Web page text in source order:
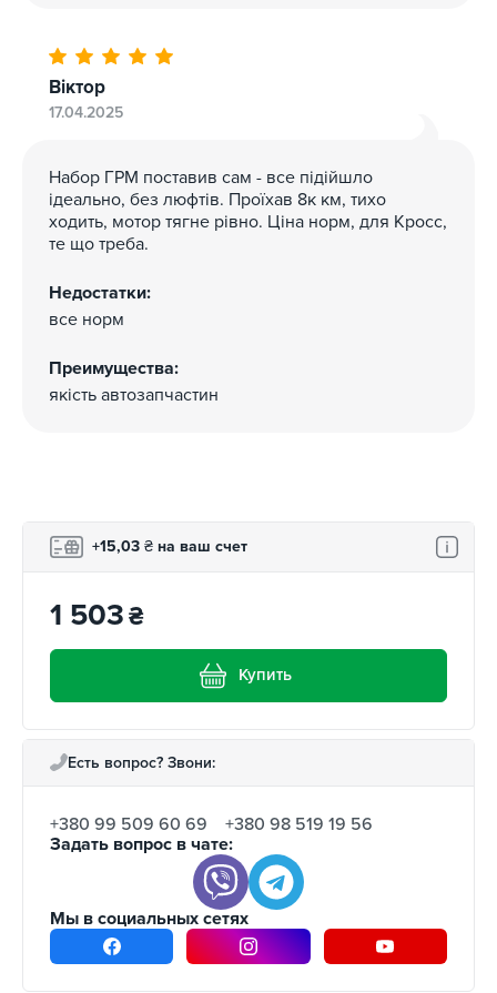
Віктор
17.04.2025
Набор ГРМ поставив сам - все підійшло
ідеально, без люфтів. Проїхав 8к км, тихо
ходить, мотор тягне рівно. Ціна норм, для Кросс,
те що треба.
Недостатки:
все норм
Преимущества:
якість автозапчастин
+15,03 ₴ на ваш счет
1 503₴
Купить
Есть вопрос? Звони:
+380 99 509 60 69
+380 98 519 19 56
Задать вопрос в чате:
Мы в социальных сетях